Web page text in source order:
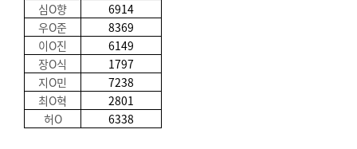
심O향
6914
우O준
8369
이O진
6149
장O식
1797
지O민
7238
최O혁
2801
허O
6338